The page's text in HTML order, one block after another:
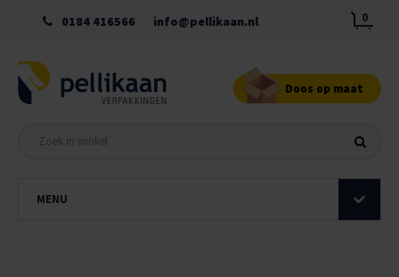
0184 416566 info@pellikaan.nl 0
Doos op maat
MENU